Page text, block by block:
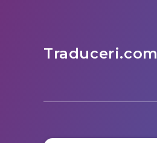
Traduceri.com